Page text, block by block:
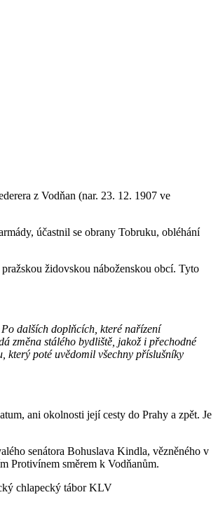
z Vodňan (nar. 23. 12. 1907 ve
účastnil se obrany Tobruku, obléhání
židovskou náboženskou obcí. Tyto
dalších doplňcích, které nařízení
změna stálého bydliště, jakož i přechodné
který poté uvědomil všechny příslušníky
ani okolnosti její cesty do Prahy a zpět. Je
senátora Bohuslava Kindla, vězněného v
Protivínem směrem k Vodňanům.
chlapecký tábor KLV